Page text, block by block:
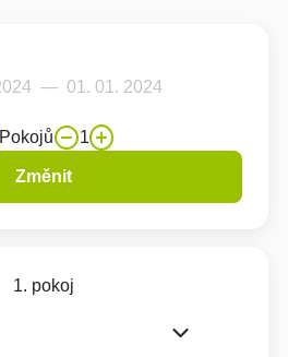
Pokojů 1
Změnit
1. pokoj